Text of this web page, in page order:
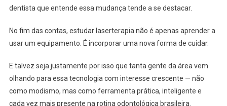
dentista que entende essa mudança tende a se destacar.
No fim das contas, estudar laserterapia não é apenas aprender a
usar um equipamento. É incorporar uma nova forma de cuidar.
E talvez seja justamente por isso que tanta gente da área vem
olhando para essa tecnologia com interesse crescente — não
como modismo, mas como ferramenta prática, inteligente e
cada vez mais presente na rotina odontológica brasileira.